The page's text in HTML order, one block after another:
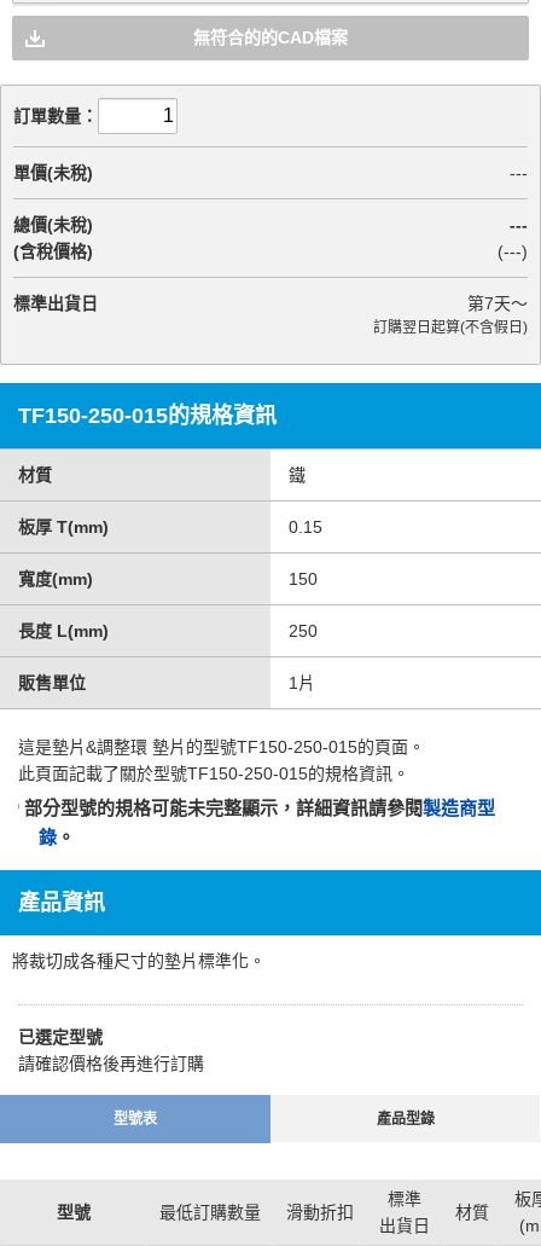
無符合的的CAD檔案
訂單數量：
單價(未稅) ---
總價(未稅)
(含稅價格)
---
(---)
標準出貨日 第7天～
訂購翌日起算(不含假日)
TF150-250-015的規格資訊
材質 鐵
板厚 T(mm) 0.15
寬度(mm) 150
長度 L(mm) 250
販售單位 1片
這是墊片&調整環 墊片 的型號TF150-250-015的頁面。
此頁面記載了關於型號TF150-250-015的規格資訊。
部分型號的規格可能未完整顯示，詳細資訊請參閱製造商型
錄 。
產品資訊
將裁切成各種尺寸的墊片標準化。
已選定型號
請確認價格後再進行訂購
型號表 產品型錄
型號 最低訂購數量 滑動折扣
標準
出貨日
材質
板